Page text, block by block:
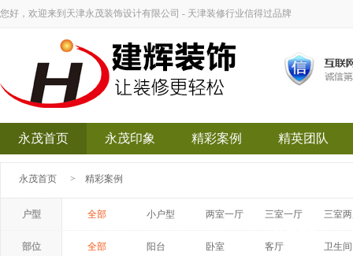
您好，欢迎来到天津永茂装饰设计有限公司 - 天津装修行业信得过品牌
永茂首页 永茂印象 精彩案例 精英团队
永茂首页 > 精彩案例
户型 全部 小户型 两室一厅 三室一厅 三室
部位 全部 阳台 卧室 客厅 卫生间